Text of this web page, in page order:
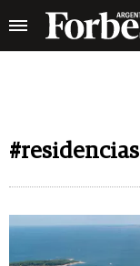
#residencias